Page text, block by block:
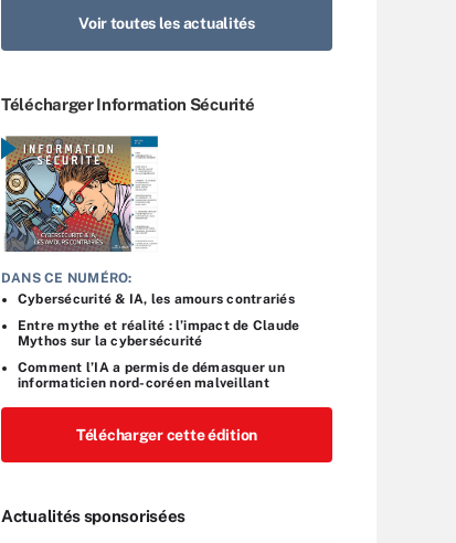
Voir toutes les actualités
Télécharger Information Sécurité
DANS CE NUMÉRO:
Cybersécurité & IA, les amours contrariés
Entre mythe et réalité : l’impact de Claude
Mythos sur la cybersécurité
Comment l’IA a permis de démasquer un
informaticien nord-coréen malveillant
Télécharger cette édition
Actualités sponsorisées